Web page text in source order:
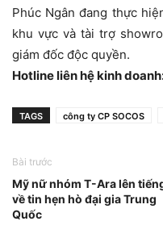
Phúc Ngân đang thực
khu vực và tài trợ
giám đốc độc quyền.
Hotline liên hệ kinh
TAGS công ty CP SOCOS
Bài trước
Mỹ nữ nhóm T-Ara lên
về tin hẹn hò đại gia Trung
Quốc